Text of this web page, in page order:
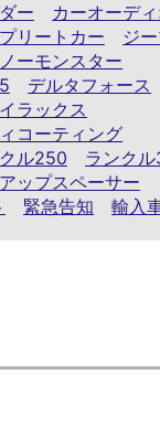
ー
カーオーデ
リートカー
ジ
ーモンスター
デルタフォース
ラックス
コーティング
ル250
ランク
ップスペーサー
緊急告知 輸入